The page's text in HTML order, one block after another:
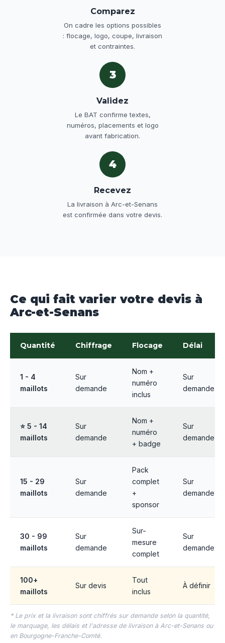
Comparez
On cadre les options possibles
: flocage, logo, coupe, livraison
et contraintes.
3
Validez
Le BAT confirme textes,
numéros, placements et logo
avant fabrication.
4
Recevez
La livraison à Arc-et-Senans
est confirmée dans votre devis.
Ce qui fait varier votre devis à
Arc-et-Senans
Quantité Chiffrage Flocage Délai
1 - 4
maillots
Sur
demande
Nom +
numéro
inclus
Sur
demande
⭐ 5 - 14
maillots
Sur
demande
Nom +
numéro
+ badge
Sur
demande
15 - 29
maillots
Sur
demande
Pack
complet
+
sponsor
Sur
demande
30 - 99
maillots
Sur
demande
Sur-
mesure
complet
Sur
demande
100+
maillots
Sur devis
Tout
inclus
À définir
* Le prix et la livraison sont chiffrés sur demande selon la quantité,
le marquage, les délais et l'adresse de livraison à Arc-et-Senans ou
en Bourgogne-Franche-Comté.